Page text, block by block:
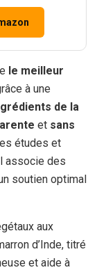
le meilleur
à une
de la
et sans
études et
associe des
soutien optimal
aux
d’Inde, titré
et aide à